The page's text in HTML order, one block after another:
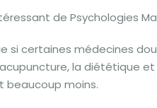
de Psychologies
si certaines médecines
la diététique
beaucoup moins.